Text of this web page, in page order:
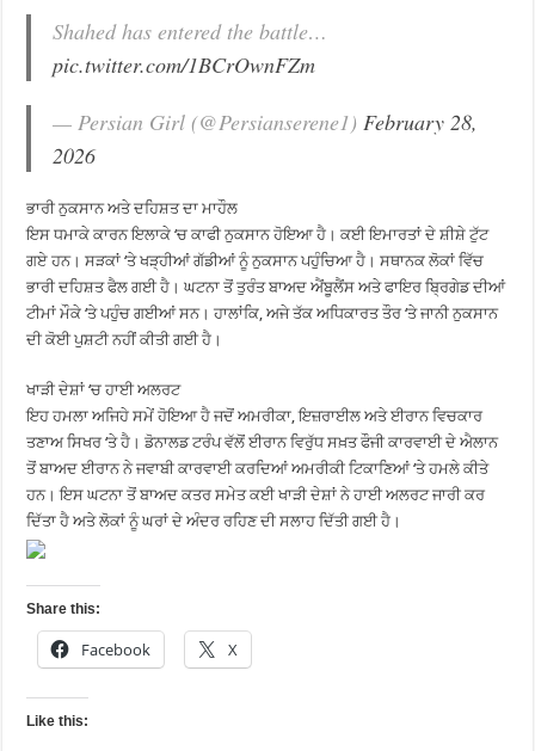
Shahed has entered the battle…
pic.twitter.com/1BCrOwnFZm
— Persian Girl (@Persianserene1)February 28,
2026
ਭਾਰੀ ਨੁਕਸਾਨ ਅਤੇ ਦਹਿਸ਼ਤ ਦਾ ਮਾਹੌਲ
ਇਸ ਧਮਾਕੇ ਕਾਰਨ ਇਲਾਕੇ ‘ਚ ਕਾਫੀ ਨੁਕਸਾਨ ਹੋਇਆ ਹੈ। ਕਈ ਇਮਾਰਤਾਂ ਦੇ ਸ਼ੀਸ਼ੇ ਟੁੱਟ
ਗਏ ਹਨ। ਸੜਕਾਂ ‘ਤੇ ਖੜ੍ਹੀਆਂ ਗੱਡੀਆਂ ਨੂੰ ਨੁਕਸਾਨ ਪਹੁੰਚਿਆ ਹੈ। ਸਥਾਨਕ ਲੋਕਾਂ ਵਿੱਚ
ਭਾਰੀ ਦਹਿਸ਼ਤ ਫੈਲ ਗਈ ਹੈ। ਘਟਨਾ ਤੋਂ ਤੁਰੰਤ ਬਾਅਦ ਐਂਬੂਲੈਂਸ ਅਤੇ ਫਾਇਰ ਬ੍ਰਿਗੇਡ ਦੀਆਂ
ਟੀਮਾਂ ਮੌਕੇ ‘ਤੇ ਪਹੁੰਚ ਗਈਆਂ ਸਨ। ਹਾਲਾਂਕਿ, ਅਜੇ ਤੱਕ ਅਧਿਕਾਰਤ ਤੌਰ ‘ਤੇ ਜਾਨੀ ਨੁਕਸਾਨ
ਦੀ ਕੋਈ ਪੁਸ਼ਟੀ ਨਹੀਂ ਕੀਤੀ ਗਈ ਹੈ।
ਖਾੜੀ ਦੇਸ਼ਾਂ ‘ਚ ਹਾਈ ਅਲਰਟ
ਇਹ ਹਮਲਾ ਅਜਿਹੇ ਸਮੇਂ ਹੋਇਆ ਹੈ ਜਦੋਂ ਅਮਰੀਕਾ, ਇਜ਼ਰਾਈਲ ਅਤੇ ਈਰਾਨ ਵਿਚਕਾਰ
ਤਣਾਅ ਸਿਖਰ ‘ਤੇ ਹੈ। ਡੋਨਾਲਡ ਟਰੰਪ ਵੱਲੋਂ ਈਰਾਨ ਵਿਰੁੱਧ ਸਖ਼ਤ ਫੌਜੀ ਕਾਰਵਾਈ ਦੇ ਐਲਾਨ
ਤੋਂ ਬਾਅਦ ਈਰਾਨ ਨੇ ਜਵਾਬੀ ਕਾਰਵਾਈ ਕਰਦਿਆਂ ਅਮਰੀਕੀ ਟਿਕਾਣਿਆਂ ‘ਤੇ ਹਮਲੇ ਕੀਤੇ
ਹਨ। ਇਸ ਘਟਨਾ ਤੋਂ ਬਾਅਦ ਕਤਰ ਸਮੇਤ ਕਈ ਖਾੜੀ ਦੇਸ਼ਾਂ ਨੇ ਹਾਈ ਅਲਰਟ ਜਾਰੀ ਕਰ
ਦਿੱਤਾ ਹੈ ਅਤੇ ਲੋਕਾਂ ਨੂੰ ਘਰਾਂ ਦੇ ਅੰਦਰ ਰਹਿਣ ਦੀ ਸਲਾਹ ਦਿੱਤੀ ਗਈ ਹੈ।
Share this:
Facebook X
Like this: